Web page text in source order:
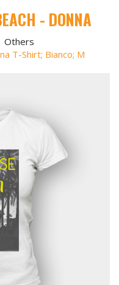
- DONNA
Others
T-Shirt; Bianco; M